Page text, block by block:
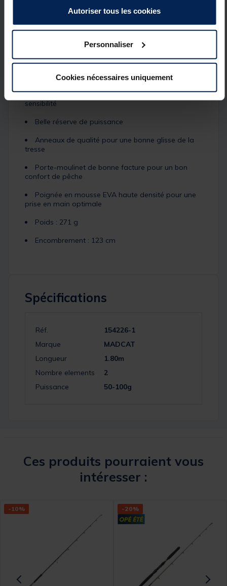
Autoriser tous les cookies
Personnaliser
Cookies nécessaires uniquement
Une canne de choix pour débuter dans la pêche du
Canne destinée aux débutants souhaitant
découvrir la pêche du silure
Utilisation : verticale, lancer
Blank en carbone 24 T pour plus de légèreté et de
sensibilité
Belle réserve de puissance
Anneaux de qualité pour une bonne glisse de la
tresse
Porte-moulinet de bonne facture pour un bon
confort de pêche
Poignée en mousse EVA haute densité pour une
prise en main optimale
Poids : 271 g
Encombrement : 123 cm
Spécifications
Réf.
154226-1
Marque
MADCAT
Longueur
1.80m
Nombre elements
2
Puissance
50-100g
Ces produits pourraient vous
intéresser :
-10% -20%